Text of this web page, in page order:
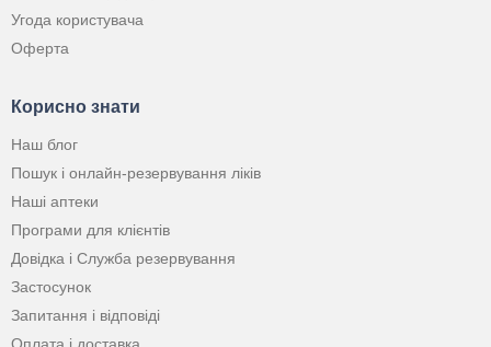
Угода користувача
Оферта
Корисно знати
Наш блог
Пошук і онлайн-резервування ліків
Наші аптеки
Програми для клієнтів
Довідка і Служба резервування
Застосунок
Запитання і відповіді
Оплата і доставка